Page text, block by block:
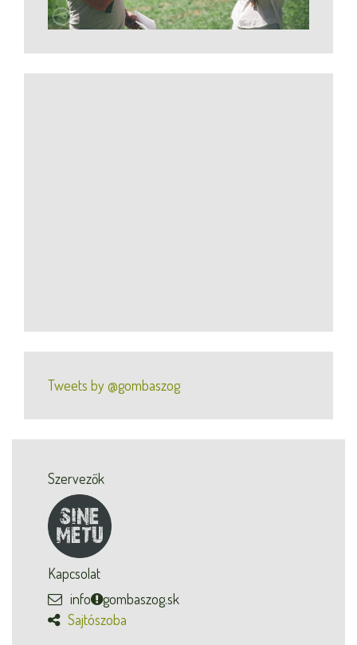
Tweets by @gombaszog
Szervezők
Kapcsolat
info
gombaszog.sk
Sajtószoba